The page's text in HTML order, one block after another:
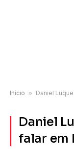
Início » Daniel
Daniel
falar em